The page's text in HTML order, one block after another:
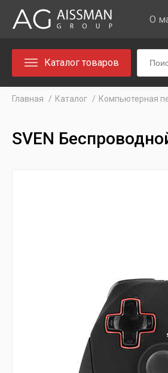
О
Каталог товаров
Главная Каталог Компьютерная
SVEN